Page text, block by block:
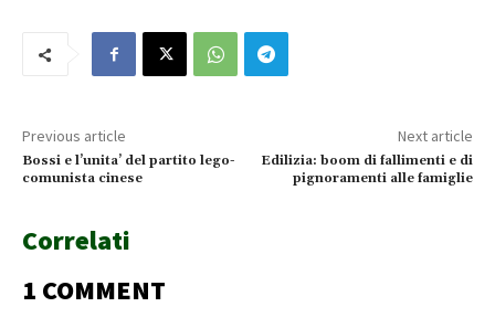
Previous article
Bossi e l’unita’ del partito lego-
comunista cinese
Next article
Edilizia: boom di fallimenti e di
pignoramenti alle famiglie
Correlati
1 COMMENT